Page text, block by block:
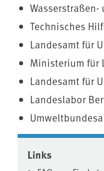
Technisches
Landesamt für
Ministerium für
Landesamt für
Landeslabor
Associated
Links